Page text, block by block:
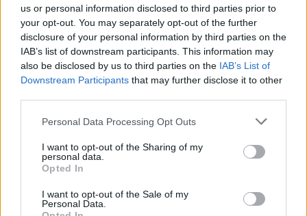
us or personal information disclosed to third parties prior to
your opt-out. You may separately opt-out of the further
disclosure of your personal information by third parties on the
IAB’s list of downstream participants. This information may
also be disclosed by us to third parties on the IAB’s List of
Downstream Participants that may further disclose it to other
Please note that this website/app uses one or more Google
not limited to your visit or usage behaviour. You may click to
grant or deny consent to Google and its third-party tags to
use your data for below specified purposes in below Google
consent section.
Personal Data Processing Opt Outs
I want to opt-out of the Sharing of my
personal data.
Opted In
I want to opt-out of the Sale of my
Personal Data.
ΑΣΕΠ: Εξ αποστάσεως η πιο Εύκολη
Πιστοποίηση Υπολογιστών σε 2
μέρες
Μάθε πρώτος όλες τις σημαντικές
ειδήσεις.
Βάλε το proson.gr στα αποτελέσματα
αναζήτησης της Google